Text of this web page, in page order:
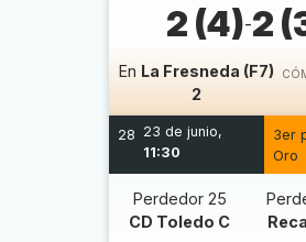
2 (4)-2
En La Fresneda (F7)
2
28 23 de junio,
11:30
3er
Oro
Perdedor 25
CD Toledo C